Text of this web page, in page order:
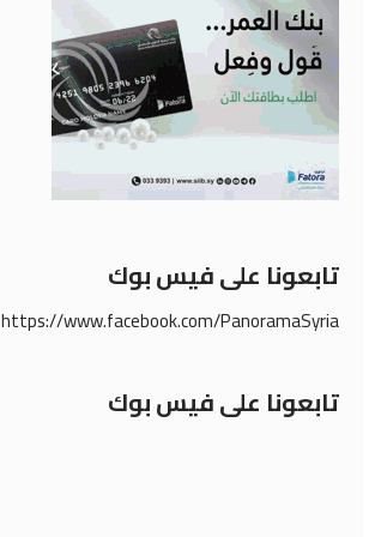
تابعونا على فيس بوك
https://www.facebook.com/PanoramaSyria
تابعونا على فيس بوك